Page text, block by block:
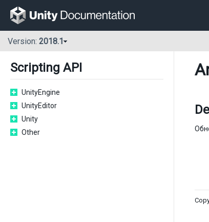
Version: 2018.1
Scripting API
UnityEngine
UnityEditor
Unity
Other